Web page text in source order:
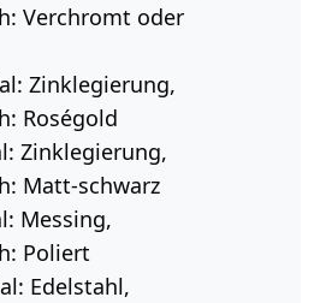
Verchromt oder
Zinklegierung,
Roségold
Zinklegierung,
Matt-schwarz
Messing,
Poliert
Edelstahl,